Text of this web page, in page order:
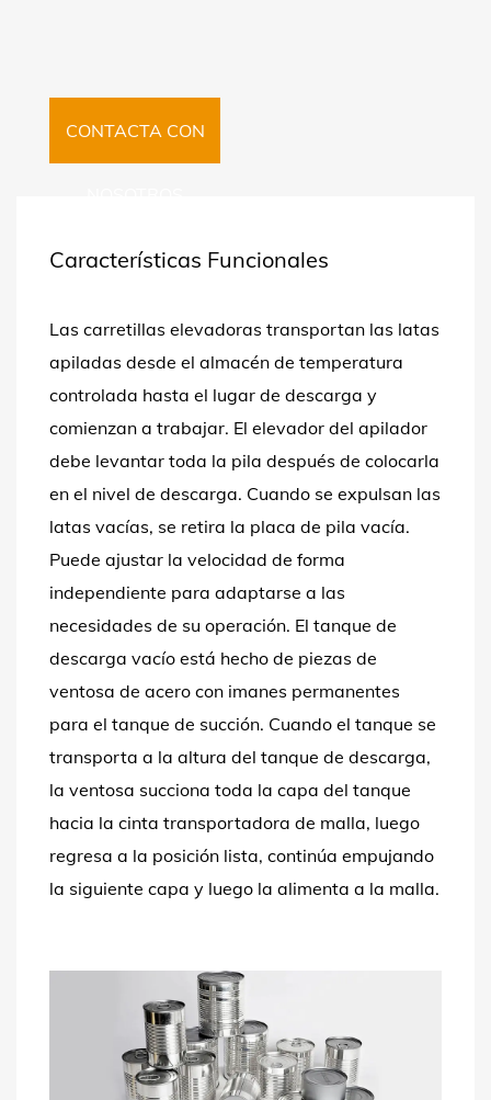
CONTACTA CON
Características Funcionales
Las carretillas elevadoras transportan las latas
apiladas desde el almacén de temperatura
controlada hasta el lugar de descarga y
comienzan a trabajar. El elevador del apilador
debe levantar toda la pila después de colocarla
en el nivel de descarga. Cuando se expulsan las
latas vacías, se retira la placa de pila vacía.
Puede ajustar la velocidad de forma
independiente para adaptarse a las
necesidades de su operación. El tanque de
descarga vacío está hecho de piezas de
ventosa de acero con imanes permanentes
para el tanque de succión. Cuando el tanque se
transporta a la altura del tanque de descarga,
la ventosa succiona toda la capa del tanque
hacia la cinta transportadora de malla, luego
regresa a la posición lista, continúa empujando
la siguiente capa y luego la alimenta a la malla.